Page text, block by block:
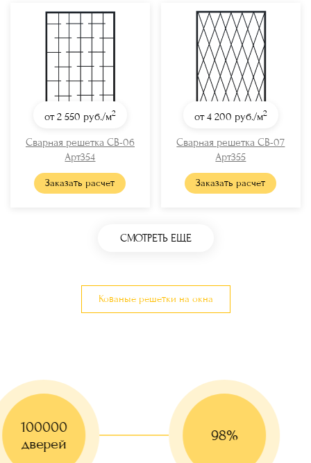
от 2 550 руб./м2
Сварная решетка СВ-06
Арт354
Заказать расчет
от 4 200 руб./м2
Сварная решетка СВ-07
Арт355
Заказать расчет
СМОТРЕТЬ ЕЩЕ
Кованые решетки на окна
100000
дверей
98%